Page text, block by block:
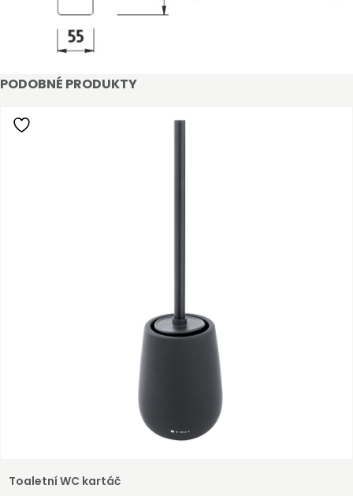
PODOBNÉ PRODUKTY
Toaletní WC kartáč
STAŇTE SE KLIENTEM
Stát se klientem velkoobchodu Bohéme Collection
Kromě snadnějšího procesu objednávek můžete
vašeho zařízení.